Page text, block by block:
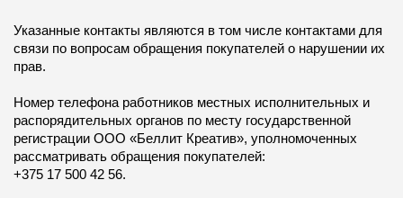
Указанные контакты являются в том числе контактами для
связи по вопросам обращения покупателей о нарушении их
прав.
Номер телефона работников местных исполнительных и
распорядительных органов по месту государственной
регистрации ООО «Беллит Креатив», уполномоченных
рассматривать обращения покупателей:
+375 17 500 42 56.